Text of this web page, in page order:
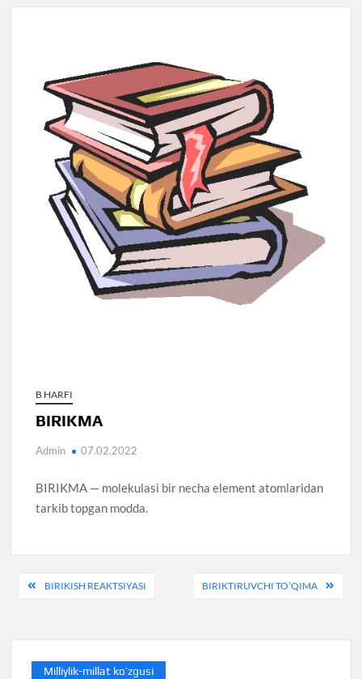
B HARFI
BIRIKMA
Admin 07.02.2022
BIRIKMA — molekulasi bir necha element atomlaridan
tarkib topgan modda.
PostBIRIKISH REAKTSIYASI BIRIKTIRUVCHI TO’QIMA
Milliylik-millat ko’zgusi